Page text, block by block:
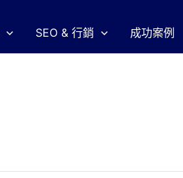
SEO & 行銷 成功案例